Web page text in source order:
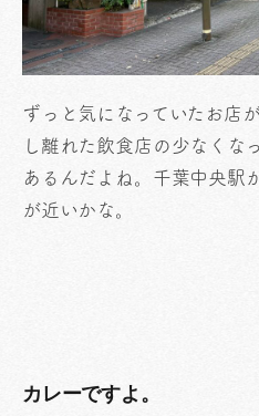
ずっと気になっていたお店
し離れた飲食店の少なくな
あるんだよね。千葉中央駅
が近いかな。
カレーですよ。